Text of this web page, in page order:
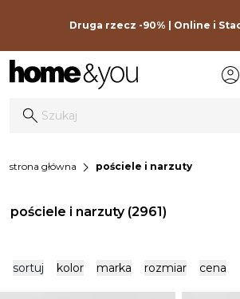
Druga rzecz -90% | Online i
strona główna chevron_right pościele i narzuty
pościele i narzuty (2961)
sortuj kolor marka rozmiar cena